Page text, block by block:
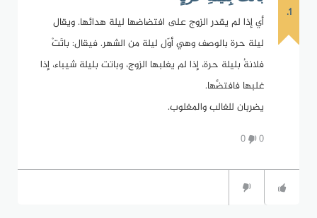
1.
أي إذا لم يقدر الزوج على افتضاضها ليلة هدائها. ويقال
ليلة حرة بالوصف وهي أوّل ليلة من الشهر. فيقال: باتَتْ
فلانةُ بليلة حرة، إذا لم يغلبها الزوج، وباتت بليلة شيباء، إذا
غلبها فافتضَّها.
يضربان للغالب والمغلوب.
0
0